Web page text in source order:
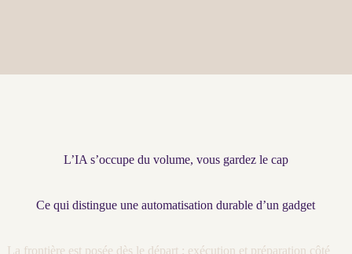
L’IA s’occupe du volume, vous gardez le cap
Ce qui distingue une automatisation durable d’un gadget
La frontière est posée dès le départ : exécution et préparation côté